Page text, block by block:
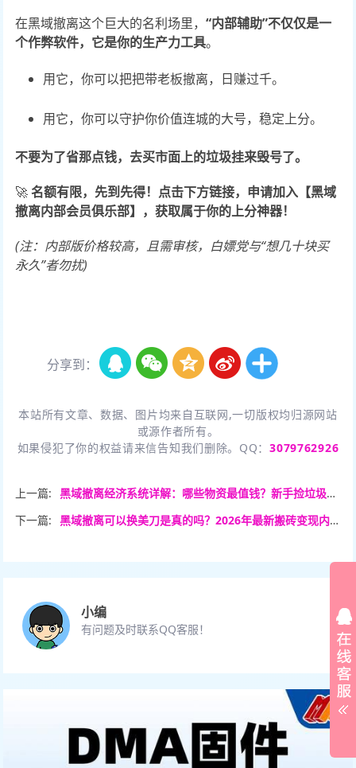
在黑域撤离这个巨大的名利场里，“内部辅助”不仅仅是一
个作弊软件，它是你的生产力工具。
用它，你可以把把带老板撤离，日赚过千。
用它，你可以守护你价值连城的大号，稳定上分。
不要为了省那点钱，去买市面上的垃圾挂来毁号了。
🚀名额有限，先到先得！ 点击下方链接，申请加入【黑域
撤离内部会员俱乐部】，获取属于你的上分神器！
(注：内部版价格较高，且需审核，白嫖党与“想几十块买
永久”者勿扰)
分享到：
本站所有文章、数据、图片均来自互联网,一切版权均归源网站
或源作者所有。
如果侵犯了你的权益请来信告知我们删除。QQ：3079762926
上一篇:
黑域撤离经济系统详解：哪些物资最值钱？新手捡垃圾致富手册。
下一篇:
黑域撤离可以换美刀是真的吗？2026年最新搬砖变现内幕大揭秘！
小编
有问题及时联系QQ客服！